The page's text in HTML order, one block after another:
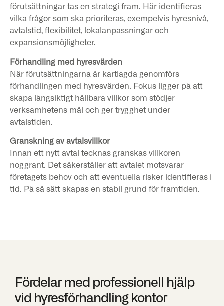
förutsättningar tas en strategi fram. Här identifieras
vilka frågor som ska prioriteras, exempelvis hyresnivå,
avtalstid, flexibilitet, lokalanpassningar och
expansionsmöjligheter.
Förhandling med hyresvärden
När förutsättningarna är kartlagda genomförs
förhandlingen med hyresvärden. Fokus ligger på att
skapa långsiktigt hållbara villkor som stödjer
verksamhetens mål och ger trygghet under
avtalstiden.
Granskning av avtalsvillkor
Innan ett nytt avtal tecknas granskas villkoren
noggrant. Det säkerställer att avtalet motsvarar
företagets behov och att eventuella risker identifieras i
tid. På så sätt skapas en stabil grund för framtiden.
Fördelar med professionell hjälp
vid hyresförhandling kontor